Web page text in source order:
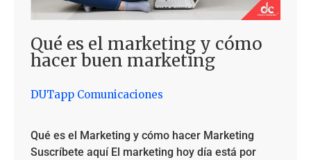
Qué es el marketing y cómo
hacer buen marketing
DUTapp Comunicaciones
Qué es el Marketing y cómo hacer Marketing
Suscríbete aquí El marketing hoy día está por